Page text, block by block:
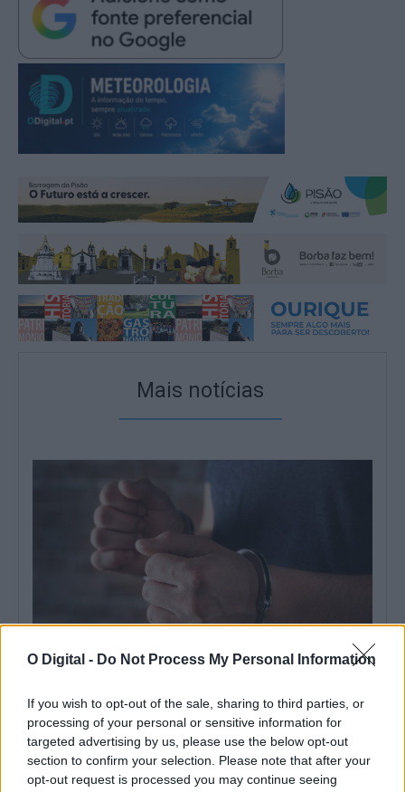
O Digital - Do Not Process My Personal Information
If you wish to opt-out of the sale, sharing to third parties, or
processing of your personal or sensitive information for
targeted advertising by us, please use the below opt-out
section to confirm your selection. Please note that after your
opt-out request is processed you may continue seeing
Mais notícias
Homem procurado na Moldova por tráfico de seres humanos
detido em Reguengos de Monsaraz
Um homem de 31 anos foi detido pela PSP em Reguengos de
Monsaraz em...
6 Agosto, 2026 - 11:33